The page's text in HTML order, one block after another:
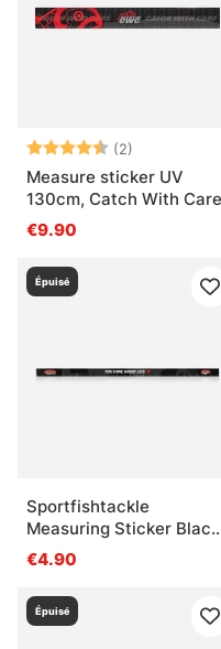
mer ?
Qu’est-ce qu’il
Note: (2)
Measure sticker UV
130cm, Catch With Care
€9.90
Épuisé
Sportfishtackle
Measuring Sticker Black
Camo - 136x5cm
€4.90
Épuisé